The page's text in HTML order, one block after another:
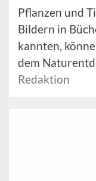
Pflanzen und
Bildern in
kannten,
dem
Redaktion